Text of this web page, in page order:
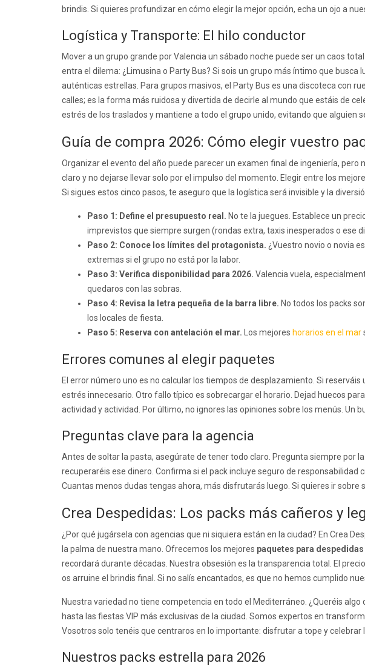
brindis. Si quieres profundizar en cómo elegir la mejor opción, echa un ojo a
Logística y Transporte: El hilo conductor
Mover a un grupo grande por Valencia un sábado noche puede ser un caos
entra el dilema: ¿Limusina o Party Bus? Si sois un grupo más íntimo que busca
auténticas estrellas. Para grupos masivos, el Party Bus es una discoteca con
calles; es la forma más ruidosa y divertida de decirle al mundo que estáis de
estrés de los traslados y mantiene a todo el grupo unido, evitando que alguien
Guía de compra 2026: Cómo elegir vuestro
Organizar el evento del año puede parecer un examen final de ingeniería,
claro y no dejarse llevar solo por el impulso del momento. Elegir entre los
Si sigues estos cinco pasos, te aseguro que la logística será invisible y la
Paso 1: Define el presupuesto real. No te la juegues. Establece un
imprevistos que siempre surgen (rondas extra, taxis inesperados o ese
Paso 2: Conoce los límites del protagonista. ¿Vuestro novio o novia
extremas si el grupo no está por la labor.
Paso 3: Verifica disponibilidad para 2026. Valencia vuela,
quedaros con las sobras.
Paso 4: Revisa la letra pequeña de la barra libre. No todos los packs
los locales de fiesta.
Paso 5: Reserva con antelación el mar. Los mejores horarios en el mar
Errores comunes al elegir paquetes
El error número uno es no calcular los tiempos de desplazamiento. Si reserváis
estrés innecesario. Otro fallo típico es sobrecargar el horario. Dejad huecos
actividad y actividad. Por último, no ignores las opiniones sobre los menús. Un
Preguntas clave para la agencia
Antes de soltar la pasta, asegúrate de tener todo claro. Pregunta siempre por
recuperaréis ese dinero. Confirma si el pack incluye seguro de
Cuantas menos dudas tengas ahora, más disfrutarás luego. Si quieres ir sobre
Crea Despedidas: Los packs más cañeros y
¿Por qué jugársela con agencias que ni siquiera están en la ciudad? En Crea
la palma de nuestra mano. Ofrecemos los mejores paquetes para despedidas
recordará durante décadas. Nuestra obsesión es la transparencia total. El
os arruine el brindis final. Si no salís encantados, es que no hemos cumplido
Nuestra variedad no tiene competencia en todo el Mediterráneo. ¿Queréis
hasta las fiestas VIP más exclusivas de la ciudad. Somos expertos en
Vosotros solo tenéis que centraros en lo importante: disfrutar a tope y celebrar
Nuestros packs estrella para 2026